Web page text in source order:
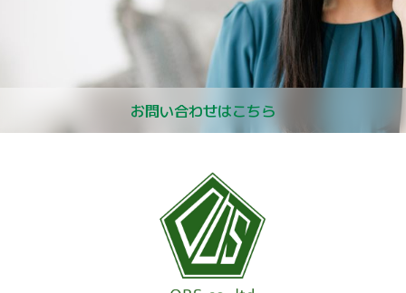
お問い合わせはこちら